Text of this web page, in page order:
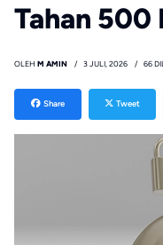
Tahan 500
OLEH M AMIN 3 JULI, 2026 66
Share Tweet